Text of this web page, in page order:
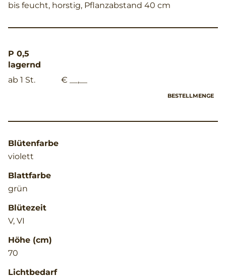
bis feucht, horstig, Pflanzabstand 40 cm
P 0,5
lagernd
ab 1 St.
€ __,__
BESTELLMENGE
Blütenfarbe
violett
Blattfarbe
grün
Blütezeit
V, VI
Höhe (cm)
70
Lichtbedarf